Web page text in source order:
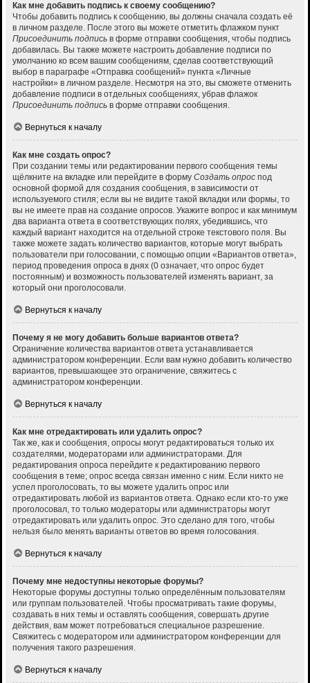
Как мне добавить подпись к своему сообщению?
Чтобы добавить подпись к сообщению, вы должны сначала создать её
в личном разделе. После этого вы можете отметить флажком пункт
Присоединить подпись в форме отправки сообщения, чтобы подпись
добавилась. Вы также можете настроить добавление подписи по
умолчанию ко всем вашим сообщениям, сделав соответствующий
выбор в параграфе «Отправка сообщений» пункта «Личные
настройки» в личном разделе. Несмотря на это, вы сможете отменить
добавление подписи в отдельных сообщениях, убрав флажок
Присоединить подпись в форме отправки сообщения.
Вернуться к началу
Как мне создать опрос?
При создании темы или редактировании первого сообщения темы
щёлкните на вкладке или перейдите в форму Создать опрос под
основной формой для создания сообщения, в зависимости от
используемого стиля; если вы не видите такой вкладки или формы, то
вы не имеете прав на создание опросов. Укажите вопрос и как минимум
два варианта ответа в соответствующих полях, убедившись, что
каждый вариант находится на отдельной строке текстового поля. Вы
также можете задать количество вариантов, которые могут выбрать
пользователи при голосовании, с помощью опции «Вариантов ответа»,
период проведения опроса в днях (0 означает, что опрос будет
постоянным) и возможность пользователей изменять вариант, за
который они проголосовали.
Вернуться к началу
Почему я не могу добавить больше вариантов ответа?
Ограничение количества вариантов ответа устанавливается
администратором конференции. Если вам нужно добавить количество
вариантов, превышающее это ограничение, свяжитесь с
администратором конференции.
Вернуться к началу
Как мне отредактировать или удалить опрос?
Так же, как и сообщения, опросы могут редактироваться только их
создателями, модераторами или администраторами. Для
редактирования опроса перейдите к редактированию первого
сообщения в теме; опрос всегда связан именно с ним. Если никто не
успел проголосовать, то вы можете удалить опрос или
отредактировать любой из вариантов ответа. Однако если кто-то уже
проголосовал, то только модераторы или администраторы могут
отредактировать или удалить опрос. Это сделано для того, чтобы
нельзя было менять варианты ответов во время голосования.
Вернуться к началу
Почему мне недоступны некоторые форумы?
Некоторые форумы доступны только определённым пользователям
или группам пользователей. Чтобы просматривать такие форумы,
создавать в них темы и оставлять сообщения, совершать другие
действия, вам может потребоваться специальное разрешение.
Свяжитесь с модератором или администратором конференции для
получения такого разрешения.
Вернуться к началу